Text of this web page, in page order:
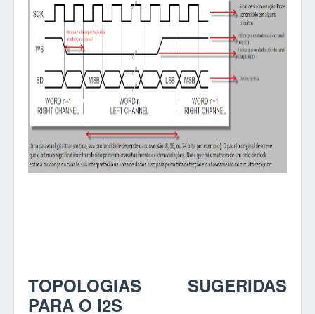
TOPOLOGIAS SUGERIDAS
PARA O I2S